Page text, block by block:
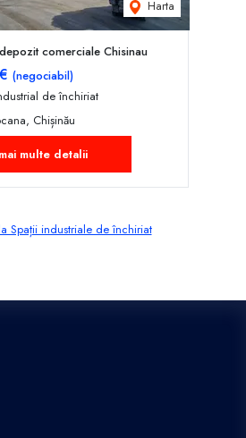
Harta
comerciale Chisinau
(negociabil)
de închiriat
Chișinău
multe detalii
Spații industriale de închiriat